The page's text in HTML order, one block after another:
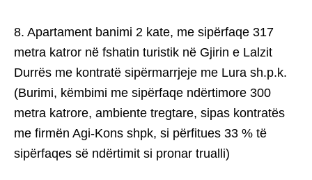
8. Apartament banimi 2 kate, me sipërfaqe 317
metra katror në fshatin turistik në Gjirin e Lalzit
Durrës me kontratë sipërmarrjeje me Lura sh.p.k.
(Burimi, këmbimi me sipërfaqe ndërtimore 300
metra katrore, ambiente tregtare, sipas kontratës
me firmën Agi-Kons shpk, si përfitues 33 % të
sipërfaqes së ndërtimit si pronar trualli)